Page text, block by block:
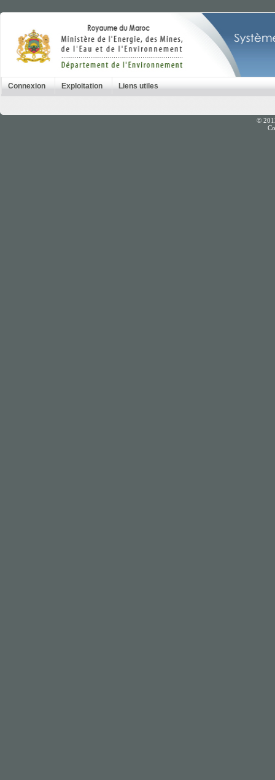
Connexion Exploitation Liens utiles
©